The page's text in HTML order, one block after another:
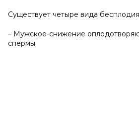
Существует четыре вида
– Мужское-снижение
спермы